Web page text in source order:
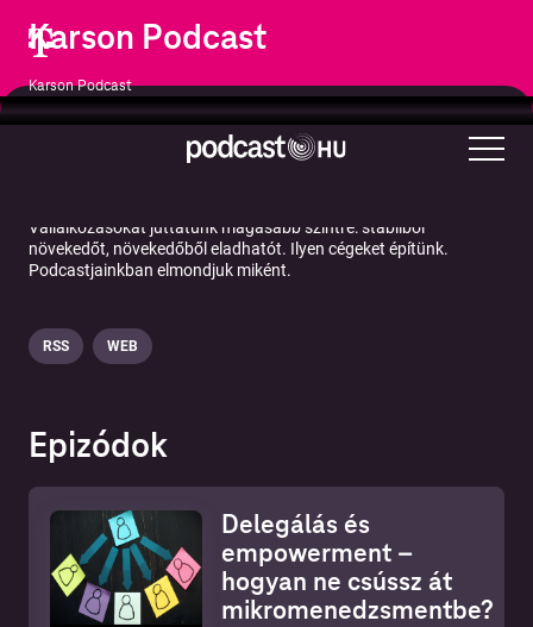
Karson Podcast
Karson Podcast
Menedzsment
Vállalkozásokat juttatunk magasabb szintre: stabilból
növekedőt, növekedőből eladhatót. Ilyen cégeket építünk.
Podcastjainkban elmondjuk miként.
RSS WEB
Epizódok
Delegálás és
empowerment –
hogyan ne csússz át
mikromenedzsmentbe?